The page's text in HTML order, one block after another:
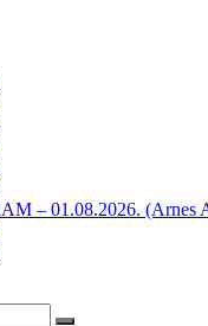
– 01.08.2026. (Arnes